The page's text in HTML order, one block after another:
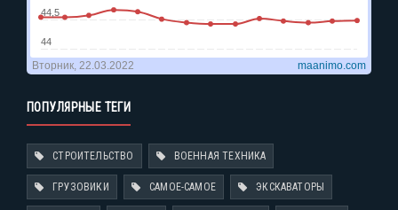
ПОПУЛЯРНЫЕ ТЕГИ
СТРОИТЕЛЬСТВО ВОЕННАЯ ТЕХНИКА
ГРУЗОВИКИ САМОЕ-САМОЕ ЭКСКАВАТОРЫ